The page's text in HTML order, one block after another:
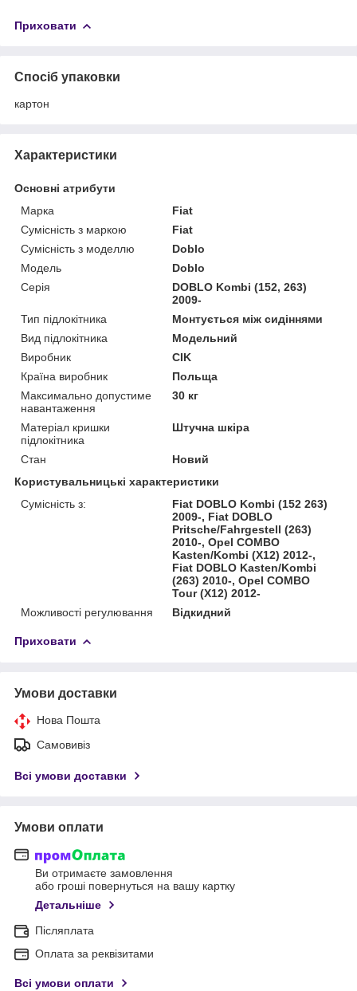
Приховати
Спосіб упаковки
картон
Характеристики
Основні атрибути
Марка
Fiat
Сумісність з маркою
Fiat
Сумісність з моделлю
Doblo
Модель
Doblo
Серія
DOBLO Kombi (152, 263)
2009-
Тип підлокітника
Монтується між сидіннями
Вид підлокітника
Модельний
Виробник
CIK
Країна виробник
Польща
Максимально допустиме
навантаження
30 кг
Матеріал кришки
підлокітника
Штучна шкіра
Стан
Новий
Користувальницькі характеристики
Сумісність з:
Fiat DOBLO Kombi (152 263)
2009-, Fiat DOBLO
Pritsche/Fahrgestell (263)
2010-, Opel COMBO
Kasten/Kombi (X12) 2012-,
Fiat DOBLO Kasten/Kombi
(263) 2010-, Opel COMBO
Tour (X12) 2012-
Можливості регулювання
Відкидний
Приховати
Умови доставки
Нова Пошта
Самовивіз
Всі умови доставки
Умови оплати
Ви отримаєте замовлення
або гроші повернуться на вашу картку
Детальніше
Післяплата
Оплата за реквізитами
Всі умови оплати